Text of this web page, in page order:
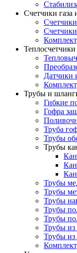
Счетчики газа
Счетчики
Теплосчетчики
Датчики
Трубы и
Гибкие
Гофра
Труба
Трубы
Трубы
Трубы
Трубы
Трубы
Трубы
Трубы
Трубы из
Трубы из